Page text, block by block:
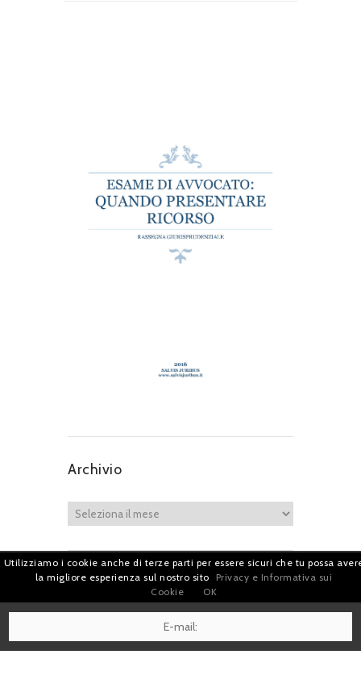
Archivio
Iscriviti per restare sempre aggiornato!
Utilizziamo i cookie anche di terze parti per essere sicuri che tu possa
la migliore esperienza sul nostro sito
Privacy e Informativa sui
Cookie
OK